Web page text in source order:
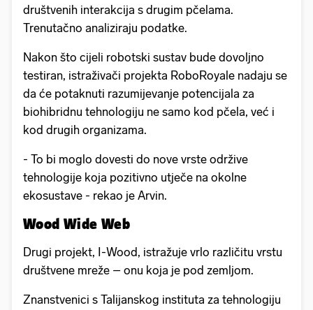
društvenih interakcija s drugim pčelama.
Trenutačno analiziraju podatke.
Nakon što cijeli robotski sustav bude dovoljno
testiran, istraživači projekta RoboRoyale nadaju se
da će potaknuti razumijevanje potencijala za
biohibridnu tehnologiju ne samo kod pčela, već i
kod drugih organizama.
- To bi moglo dovesti do nove vrste održive
tehnologije koja pozitivno utječe na okolne
ekosustave - rekao je Arvin.
Wood Wide Web
Drugi projekt, I-Wood, istražuje vrlo različitu vrstu
društvene mreže – onu koja je pod zemljom.
Znanstvenici s Talijanskog instituta za tehnologiju